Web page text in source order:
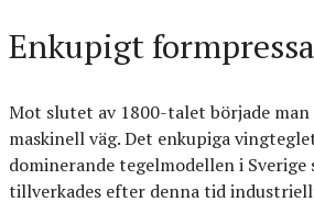
Enkupigt
Mot slutet av 1800-talet började
maskinell väg. Det enkupiga
dominerande tegelmodellen i
tillverkades efter denna tid